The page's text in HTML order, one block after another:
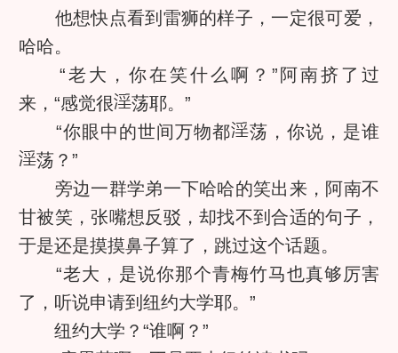
他想快点看到雷狮的样子，一定很可爱，
哈哈。
“老大，你在笑什么啊？”阿南挤了过
来，“感觉很
荡耶。”
“你眼中的世间万物都
荡，你说，是谁
荡？”
旁边一群学弟一下哈哈的笑出来，阿南不
甘被笑，张嘴想反驳，却找不到合适的句子，
于是还是摸摸鼻子算了，跳过这个话题。
“老大，是说你那个青梅竹马也真够厉害
了，听说申请到纽约大学耶。”
纽约大学？“谁啊？”